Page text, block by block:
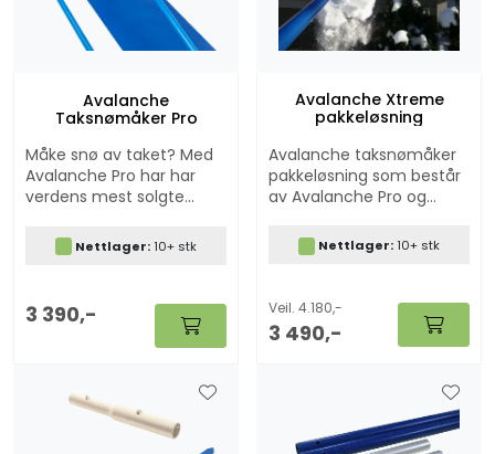
Avalanche
Taksnømåker Pro
Måke snø av taket? Med
Avalanche Pro har har
verdens mest solgte
enda bedre. Produsert i
glassfiberarmert
og ekstrem belastning.
Nettlager:10+ stk
3 390,-
Avalanche Xtreme
pakkeløsning
Avalanche taksnømåker
pakkeløsning som består
av Avalanche Pro og
Nettlager:10+ stk
Veil. 4.180,-
3 490,-